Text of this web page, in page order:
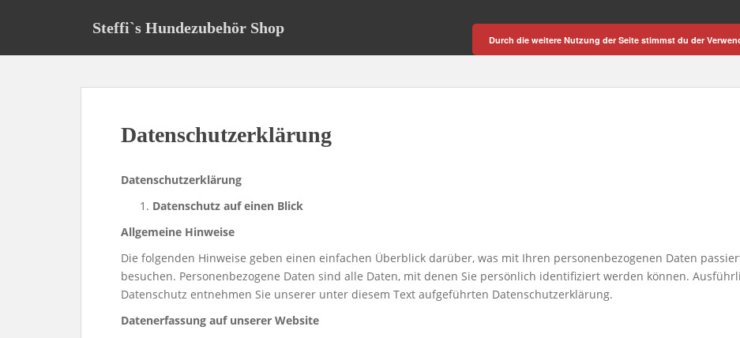
Steffi`s Hundezubehör Shop
Datenschutzerklärung
Datenschutzerklärung
Datenschutz auf einen Blick
Allgemeine Hinweise
Die folgenden Hinweise geben einen einfachen Überblick darüber, was mit Ihren personenbezogenen Daten
besuchen. Personenbezogene Daten sind alle Daten, mit denen Sie persönlich identifiziert werden können.
Datenschutz entnehmen Sie unserer unter diesem Text aufgeführten Datenschutzerklärung.
Datenerfassung auf unserer Website
Durch die weitere Nutzung der Seite stimmst du der